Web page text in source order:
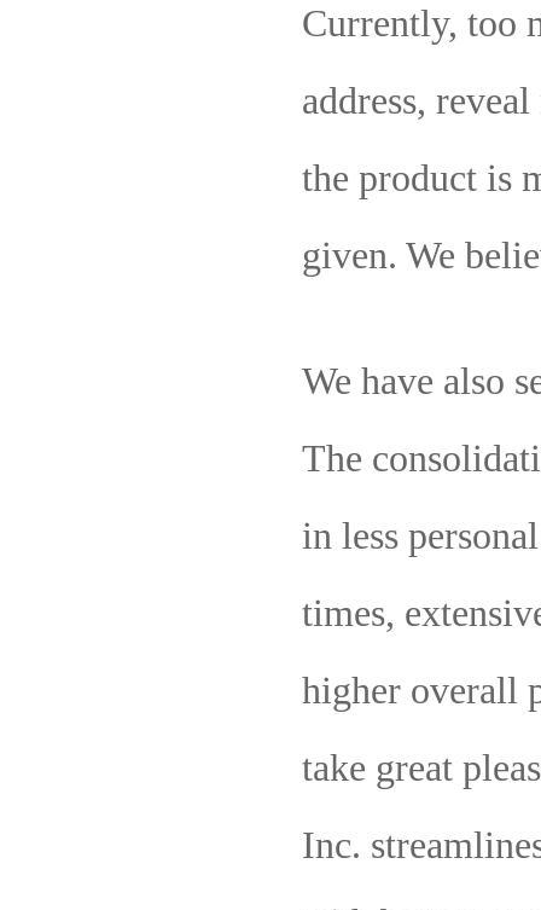
Currently, too
address,
the product is
given. We
We have also
The
in less
times,
higher overall
take great
Inc.